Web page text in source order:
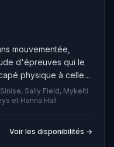
mouvementée,
d'épreuves qui le
physique à celle
Vietnam à
par la Maison
Forrest incarne
dans une Amérique
amour est au-delà
Sally Field, Mykelti
et Hanna Hall
Voir les disponibilités →